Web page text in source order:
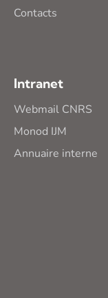
Contacts
Intranet
Webmail CNRS
Monod IJM
Annuaire interne